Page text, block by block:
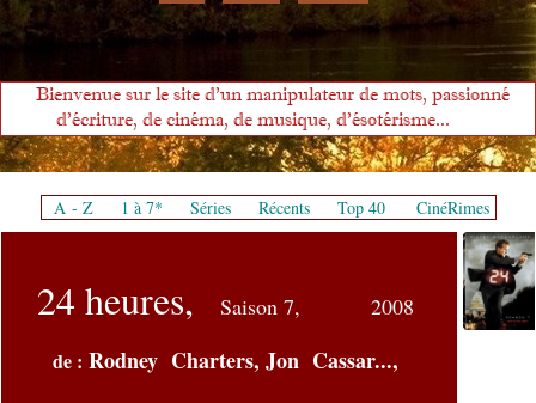
Bienvenue sur le site d'un manipulateur de mots, passionné
d'écriture, de cinéma, de musique, d'ésotérisme...
A - Z 1 à 7* Séries Récents Top 40 CinéRimes
24 heures, Saison 7, 2008
de : Rodney Charters, Jon Cassar...,